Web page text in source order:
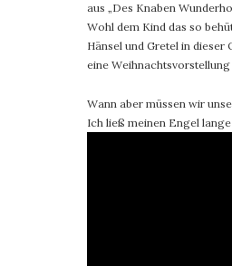
aus „Des Knaben
Wohl dem Kind das so
Hänsel und Gretel in dieser
eine
Wann aber müssen wir
Ich ließ meinen Engel